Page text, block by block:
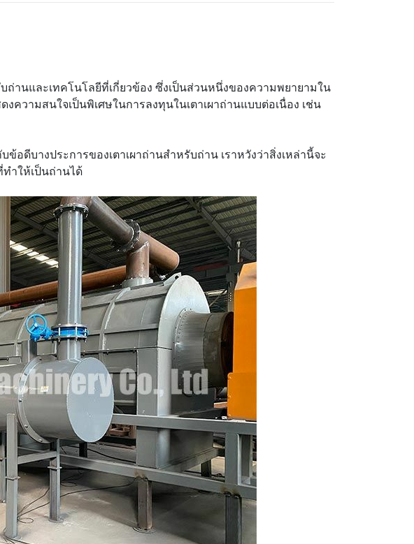
ถ่านและเทคโนโลยีที่เกี่ยวข้อง ซึ่งเป็นส่วนหนึ่งของความพยายามใน
ความสนใจเป็นพิเศษในการลงทุนในเตาเผาถ่านแบบต่อเนื่อง เช่น
อดีบางประการของเตาเผาถ่านสำหรับถ่าน เราหวังว่าสิ่งเหล่านี้จะ
ทำให้เป็นถ่านได้